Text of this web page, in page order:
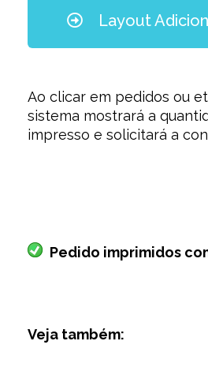
Layout
Ao clicar em pedidos ou
sistema mostrará a
impresso e solicitará a
Pedido imprimidos
Veja também: